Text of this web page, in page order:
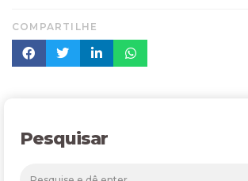
COMPARTILHE
Pesquisar